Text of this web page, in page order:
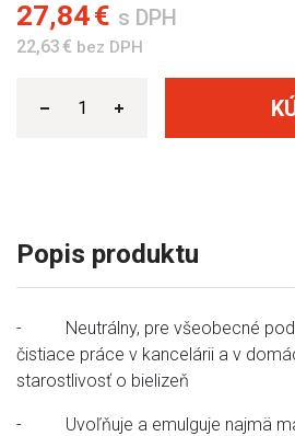
27,84 € s DPH
22,63 € bez DPH
Popis produktu
- Neutrálny, pre všeobecné
čistiace práce v kancelárii a v
starostlivosť o bielizeň
- Uvoľňuje a emulguje najmä